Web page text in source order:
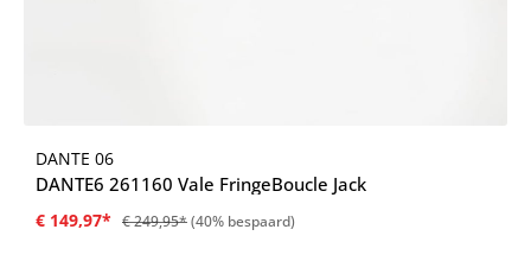
DANTE 06
DANTE6 261160 Vale FringeBoucle Jack
€ 149,97* € 249,95*(40% bespaard)